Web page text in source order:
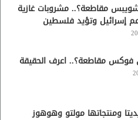
مقاطعة؟.. مشروبات غازية
إسرائيل وتؤيد فلسطين
مقاطعة؟.. اعرف الحقيقة
ومنتجاتها مولتو وهوهوز